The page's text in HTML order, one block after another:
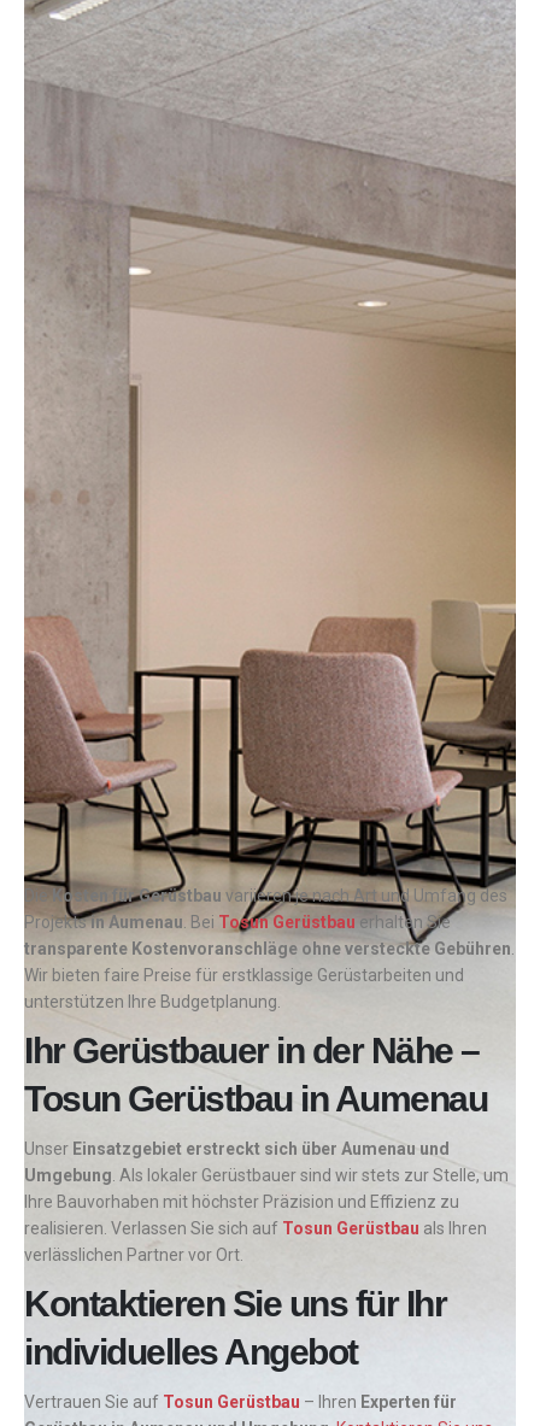
Kosten für Gerüstbau variieren je nach Art und Umfang des
Projektsin Aumenau . Bei Tosun Gerüstbau erhalten Sie
transparente Kostenvoranschläge ohne versteckte Gebühren
Wir bieten faire Preise für erstklassige Gerüstarbeiten und
unterstützen Ihre Budgetplanung.
Ihr Gerüstbauer in der Nähe –
Tosun Gerüstbau in Aumenau
Unser Einsatzgebiet erstreckt sich über Aumenau und
Umgebung . Als lokaler Gerüstbauer sind wir stets zur Stelle, um
Ihre Bauvorhaben mit höchster Präzision und Effizienz zu
realisieren. Verlassen Sie sich auf Tosun Gerüstbau als Ihren
verlässlichen Partner vor Ort.
Kontaktieren Sie uns für Ihr
individuelles Angebot
Vertrauen Sie auf Tosun Gerüstbau – Ihren Experten für